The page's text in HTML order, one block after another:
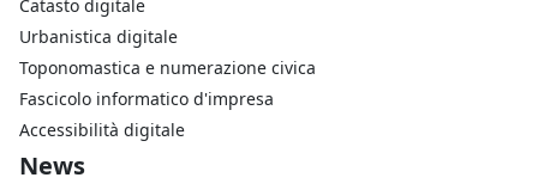
Catasto digitale
Urbanistica digitale
Toponomastica e numerazione civica
Fascicolo informatico d'impresa
Accessibilità digitale
Footer Azienda
News